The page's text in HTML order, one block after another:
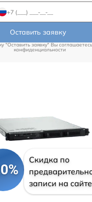
Оставить заявку
"Оставить заявку" Вы
конфиденциальности
Скидка по
записи на сайте